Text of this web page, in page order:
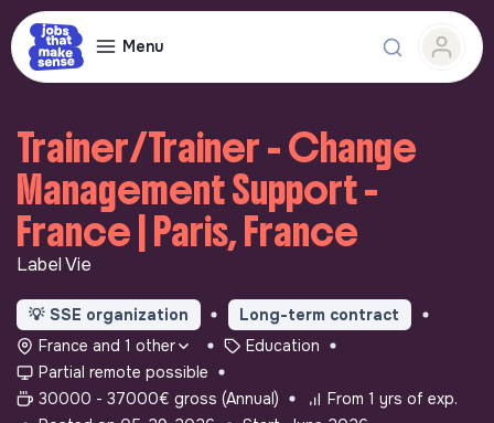
Menu
Trainer/Trainer - Change
Management Support -
France | Paris, France
Label Vie
💡 SSE organization
Long-term contract
France and 1 other
Education
Partial remote possible
30000 - 37000€ gross (Annual)
From 1 yrs of exp.